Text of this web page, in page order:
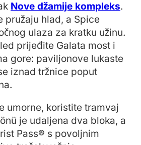
Nove džamije kompleks.
pružaju hlad, a Spice
ulaza za kratku užinu.
prijeđite Galata most i
gore: paviljonove lukaste
iznad tržnice poput
umorne, koristite tramvaj
je udaljena dva bloka, a
Pass® s povoljnim